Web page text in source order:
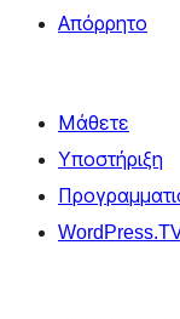
Απόρρητο
Μάθετε
Υποστήριξη